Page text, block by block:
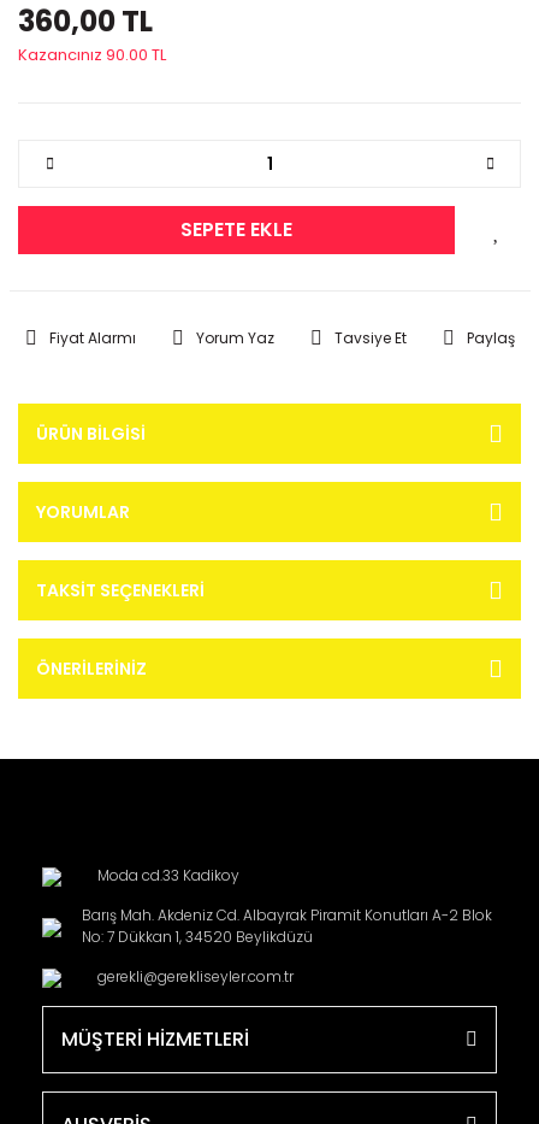
360,00 TL
Kazancınız 90.00 TL
SEPETE EKLE
Fiyat Alarmı Yorum Yaz Tavsiye Et Paylaş
ÜRÜN BILGISI
YORUMLAR
TAKSIT SEÇENEKLERI
ÖNERILERINIZ
Moda cd.33 Kadikoy
Barış Mah. Akdeniz Cd. Albayrak Piramit Konutları A-2 Blok
No: 7 Dükkan 1, 34520 Beylikdüzü
gerekli@gerekliseyler.com.tr
MÜŞTERİ HİZMETLERİ